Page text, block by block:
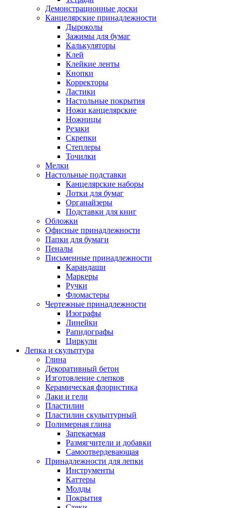
Демонстрационные доски
Канцелярские принадлежности
Дыроколы
Зажимы для бумаг
Калькуляторы
Клей
Клейкие ленты
Кнопки
Корректоры
Ластики
Настольные покрытия
Ножи канцелярские
Ножницы
Резаки
Скрепки
Степлеры
Точилки
Мелки
Настольные подставки
Канцелярские наборы
Лотки для бумаг
Органайзеры
Подставки для книг
Обложки
Офисные принадлежности
Папки для бумаги
Пеналы
Письменные принадлежности
Карандаши
Маркеры
Ручки
Фломастеры
Чертежные принадлежности
Изографы
Линейки
Рапидографы
Циркули
Лепка и скульптура
Глина
Декоративный бетон
Изготовление слепков
Керамическая флористика
Лаки и гели
Пластилин
Пластилин скульптурный
Полимерная глина
Запекаемая
Размягчители и добавки
Самоотвердевающая
Принадлежности для лепки
Инструменты
Каттеры
Молды
Покрытия